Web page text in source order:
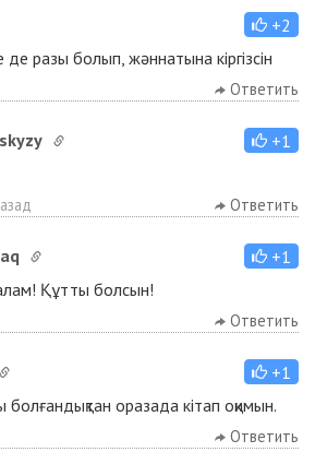
+2
де разы болып, жәннатына кіргізсін
Ответить
+1
Ответить
+1
Құтты болсын!
Ответить
+1
оразада кітап оқимын.
Ответить